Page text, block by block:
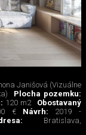
Janišová (Vizuálne
Plocha pozemku:
120 m2
Obostavaný
€ Návrh: 2019 -
Bratislava,